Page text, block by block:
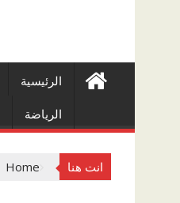
الرئيسية
الرياضة
انت هنا Home